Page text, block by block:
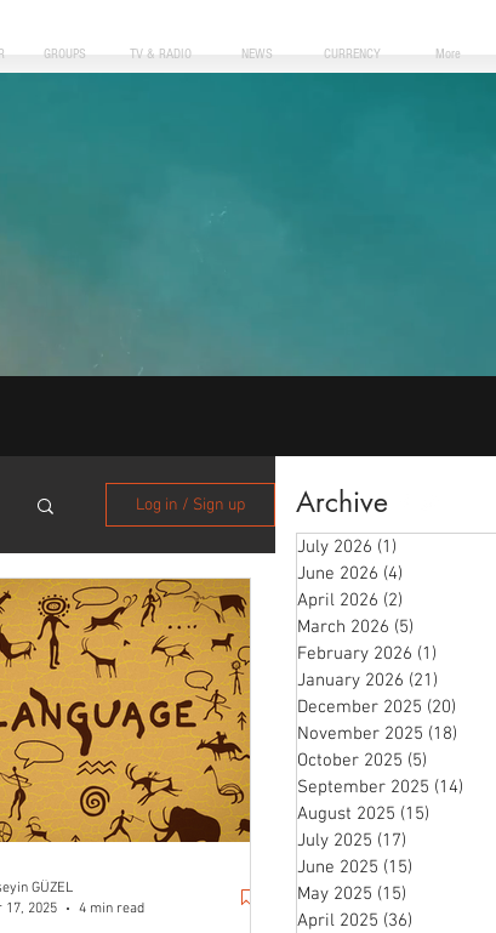
GROUPS TV & RADIO NEWS CURRENCY More
Log in / Sign up
GÜZEL
17, 2025
4 min read
Archive
July 2026 (1)
June 2026 (4)
April 2026 (2)
March 2026 (5)
February 2026 (1)
January 2026 (21)
December 2025 (20)
November 2025 (18)
October 2025 (5)
September 2025 (14)
August 2025 (15)
July 2025 (17)
June 2025 (15)
May 2025 (15)
April 2025 (36)